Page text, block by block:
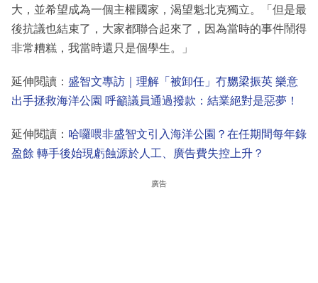
大，並希望成為一個主權國家，渴望魁北克獨立。「但是最
後抗議也結束了，大家都聯合起來了，因為當時的事件鬧得
非常糟糕，我當時還只是個學生。」
延伸閱讀： 盛智文專訪｜理解「被卸任」冇嬲梁振英 樂意
出手拯救海洋公園 呼籲議員通過撥款：結業絕對是惡夢！
延伸閱讀： 哈囉喂非盛智文引入海洋公園？在任期間每年錄
盈餘 轉手後始現虧蝕源於人工、廣告費失控上升？
廣告